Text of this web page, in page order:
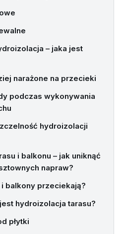
– jaka jest
narażone na przecieki
podczas wykonywania
hydroizolacji
i balkonu – jak uniknąć
napraw?
balkony przeciekają?
hydroizolacja tarasu?
płytki